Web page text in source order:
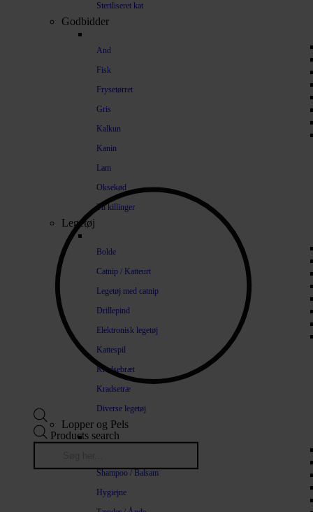
Steriliseret kat
Godbidder
And
Fisk
Frysetørret
Gris
Kalkun
Kanin
Lam
Oksekød
Til killinger
Legetøj
Bolde
Catnip / Katteurt
Legetøj med catnip
Drillepind
Elektronisk legetøj
Kattespil
Kradsebræt
Kradsetræ
Diverse legetøj
Lopper og Pels
Shampoo / Balsam
Hygiejne
Products search